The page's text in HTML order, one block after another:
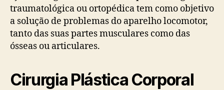
traumatológica ou ortopédica tem como objetivo
a solução de problemas do aparelho locomotor,
tanto das suas partes musculares como das
ósseas ou articulares.
Cirurgia Plástica Corporal